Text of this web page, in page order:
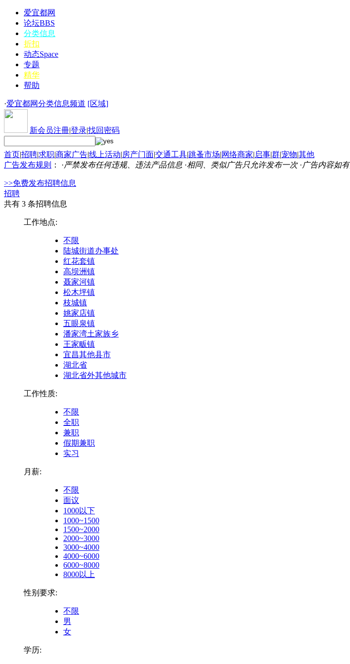
爱宜都网
论坛BBS
分类信息
折扣
动态Space
专题
精华
帮助
·爱宜都网分类信息频道 [区域]
新会员注冊|登录|找回密码
首页|招聘|求职|商家广告|线上活动|房产门面|交通工具|跳蚤市场|网络商家| 启事|群|宠物|其他
广告发布规则
： ·严禁发布任何违规、违法产品信息 ·相同、类似广告只允许发布一次·广告内容如
>>免费发布招聘信息
招聘
共有 3 条招聘信息
工作地点:
不限
陆城街道办事处
红花套镇
高坝洲镇
聂家河镇
松木坪镇
枝城镇
姚家店镇
五眼泉镇
潘家湾土家族乡
王家畈镇
宜昌其他县市
湖北省
湖北省外其他城市
工作性质:
不限
全职
兼职
假期兼职
实习
月薪:
不限
面议
1000以下
1000~1500
1500~2000
2000~3000
3000~4000
4000~6000
6000~8000
8000以上
性别要求:
不限
男
女
学历: